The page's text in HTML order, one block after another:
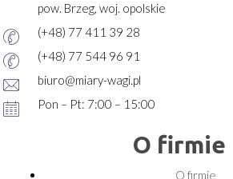
pow. Brzeg, woj. opolskie
(+48) 77 411 39 28
(+48) 77 544 96 91
biuro@miary-wagi.pl
Pon – Pt: 7:00 – 15:00
O firmie
O firmie